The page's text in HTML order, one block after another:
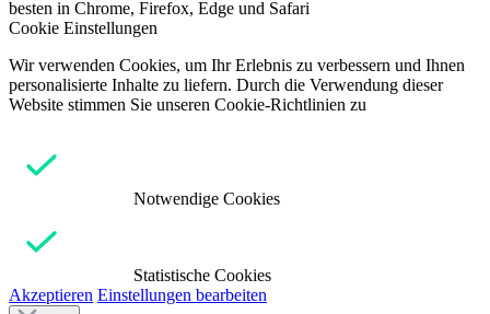
besten in Chrome, Firefox, Edge und Safari
Cookie Einstellungen
Wir verwenden Cookies, um Ihr Erlebnis zu verbessern und Ihnen
personalisierte Inhalte zu liefern. Durch die Verwendung dieser
Website stimmen Sie unseren Cookie-Richtlinien zu
Notwendige Cookies
Statistische Cookies
Akzeptieren Einstellungen bearbeiten